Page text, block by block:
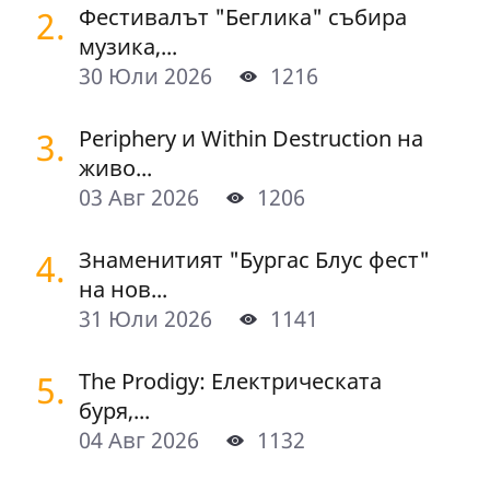
2. Фестивалът "Беглика" събира
музика,...
30 Юли 2026
1216
3. Periphery и Within Destruction на
живо...
03 Авг 2026
1206
4. Знаменитият "Бургас Блус фест"
на нов...
31 Юли 2026
1141
5. The Prodigy: Електрическата
буря,...
04 Авг 2026
1132